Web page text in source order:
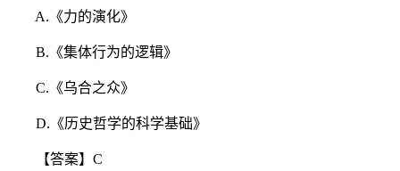
A.《力的演化》
B.《集体行为的逻辑》
C.《乌合之众》
D.《历史哲学的科学基础》
【答案】C